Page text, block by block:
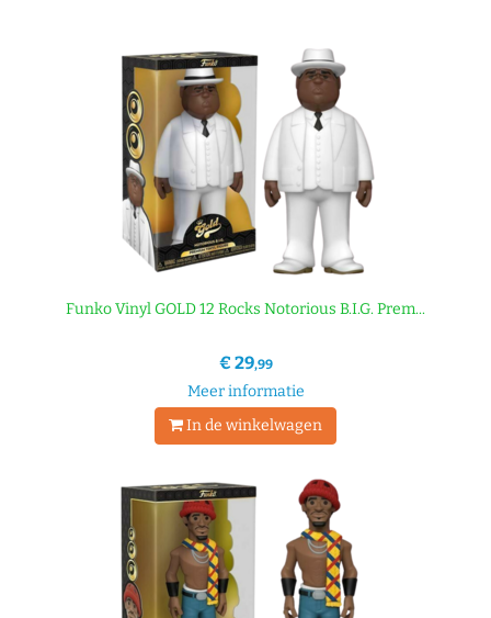
Funko Vinyl GOLD 12 Rocks Notorious B.I.G. Prem...
€ 29,99
Meer informatie
In de winkelwagen